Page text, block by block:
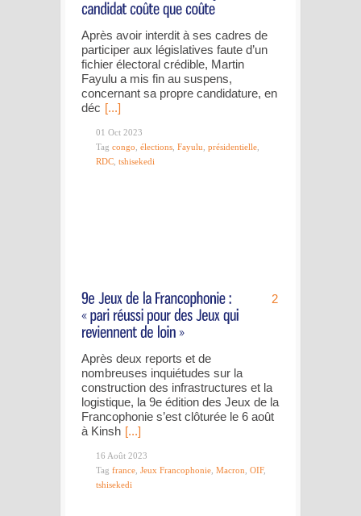
Après avoir interdit à ses cadres de
participer aux législatives faute d’un
fichier électoral crédible, Martin
Fayulu a mis fin au suspens,
concernant sa propre candidature, en
déc [...]
01 Oct 2023
Tag congo élections Fayulu présidentielle
RDC tshisekedi
2
Après deux reports et de
nombreuses inquiétudes sur la
construction des infrastructures et la
logistique, la 9e édition des Jeux de la
Francophonie s’est clôturée le 6 août
à Kinsh [...]
16 Août 2023
Tag france, Jeux Francophonie, Macron, OIF,
tshisekedi